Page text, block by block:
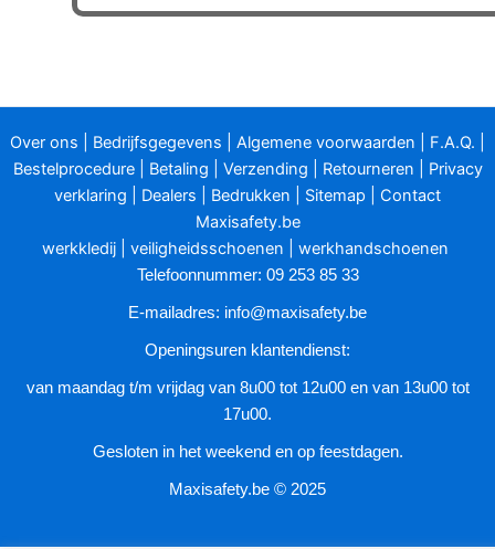
Over ons Bedrijfsgegevens Algemene voorwaarden F.A.Q.
Bestelprocedure| Betaling Verzending Retourneren
Privacy
verklaring
Dealers Bedrukken Sitemap
Contact
Maxisafety.be
werkkledij
veiligheidsschoenen werkhandschoenen
Telefoonnummer: 09 253 85 33
E-mailadres: info@maxisafety.be
Openingsuren klantendienst:
van maandag t/m vrijdag van 8u00 tot 12u00 en van 13u00 tot
17u00.
Gesloten in het weekend en op feestdagen.
Maxisafety.be © 2025